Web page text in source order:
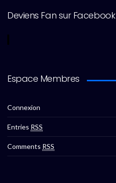
Deviens Fan sur Facebook
Espace Membres
Connexion
Entries RSS
Comments RSS